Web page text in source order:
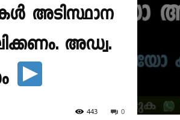
അടിസ്ഥാന
അഡ്വ.
0
443